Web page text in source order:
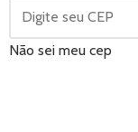
Não sei meu cep